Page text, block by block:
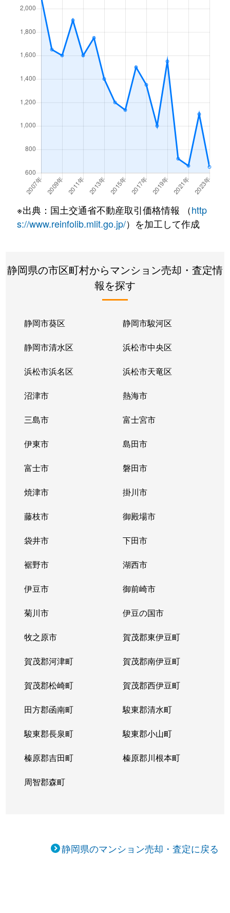
※出典：国土交通省不動産取引価格情報 （http
s://www.reinfolib.mlit.go.jp/）を加工して作成
静岡県の市区町村からマンション売却・査定情
報を探す
静岡市葵区 静岡市駿河区
静岡市清水区 浜松市中央区
浜松市浜名区 浜松市天竜区
沼津市 熱海市
三島市 富士宮市
伊東市 島田市
富士市 磐田市
焼津市 掛川市
藤枝市 御殿場市
袋井市 下田市
裾野市 湖西市
伊豆市 御前崎市
菊川市 伊豆の国市
牧之原市 賀茂郡東伊豆町
賀茂郡河津町 賀茂郡南伊豆町
賀茂郡松崎町 賀茂郡西伊豆町
田方郡函南町 駿東郡清水町
駿東郡長泉町 駿東郡小山町
榛原郡吉田町 榛原郡川根本町
周智郡森町
静岡県のマンション売却・査定に戻る